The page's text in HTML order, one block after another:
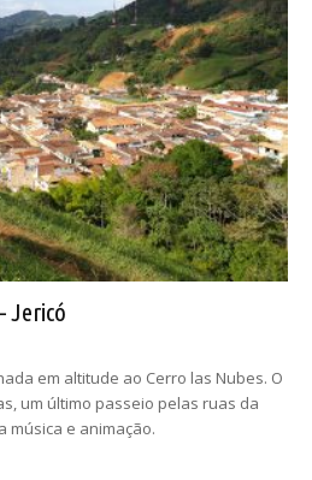
Jericó
em altitude ao Cerro las Nubes. O
um último passeio pelas ruas da
música e animação.